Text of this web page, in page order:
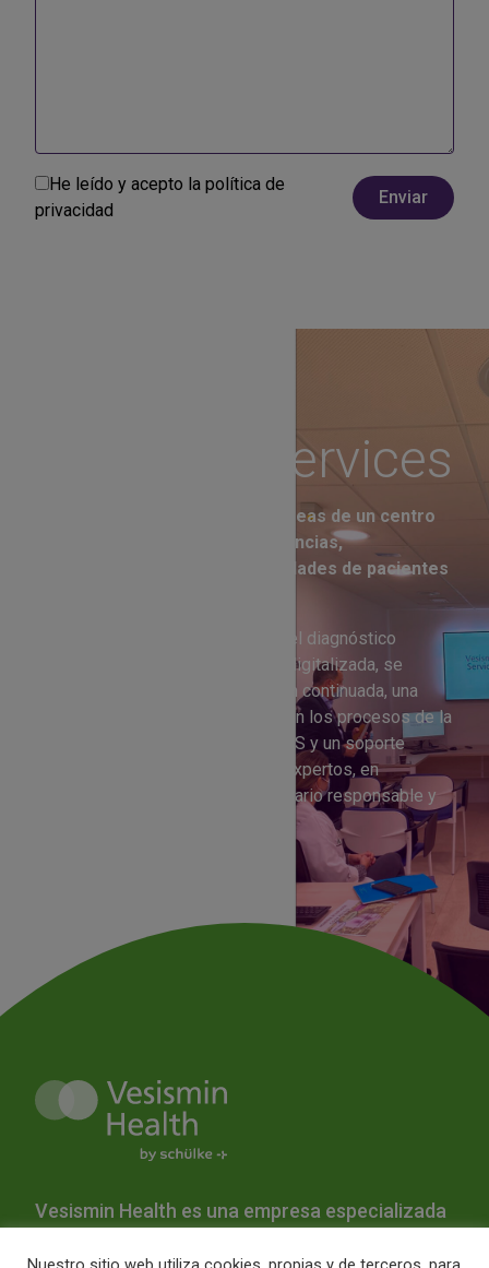
He leído y acepto la política de
privacidad
Vesismin Services
Se puede aplicar en diversas áreas de un centro
sanitario: quirófanos, UCI, Urgencias,
bioseguridad ambiental y/o unidades de pacientes
A través de este proyecto, y tras el diagnóstico
generado por nuestra evaluación digitalizada, se
ofrece asesoramiento y formación continuada, una
ayuda para implementar mejoras en los procesos de la
Prevención y el Control de las IRAS y un soporte
continuado a través de nuestros expertos, en
colaboración con el personal sanitario responsable y
Vesismin Health es una empresa especializada